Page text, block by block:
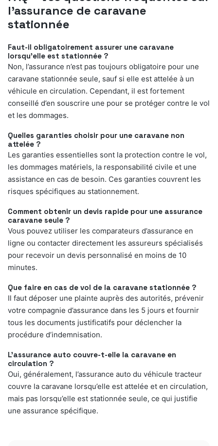
l’assurance de caravane
stationnée
Faut-il obligatoirement assurer une caravane
lorsqu’elle est stationnée ?
Non, l’assurance n’est pas toujours obligatoire pour une
caravane stationnée seule, sauf si elle est attelée à un
véhicule en circulation. Cependant, il est fortement
conseillé d’en souscrire une pour se protéger contre le vol
et les dommages.
Quelles garanties choisir pour une caravane non
attelée ?
Les garanties essentielles sont la protection contre le vol,
les dommages matériels, la responsabilité civile et une
assistance en cas de besoin. Ces garanties couvrent les
risques spécifiques au stationnement.
Comment obtenir un devis rapide pour une assurance
caravane seule ?
Vous pouvez utiliser les comparateurs d’assurance en
ligne ou contacter directement les assureurs spécialisés
pour recevoir un devis personnalisé en moins de 10
minutes.
Que faire en cas de vol de la caravane stationnée ?
Il faut déposer une plainte auprès des autorités, prévenir
votre compagnie d’assurance dans les 5 jours et fournir
tous les documents justificatifs pour déclencher la
procédure d’indemnisation.
L’assurance auto couvre-t-elle la caravane en
circulation ?
Oui, généralement, l’assurance auto du véhicule tracteur
couvre la caravane lorsqu’elle est attelée et en circulation,
mais pas lorsqu’elle est stationnée seule, ce qui justifie
une assurance spécifique.